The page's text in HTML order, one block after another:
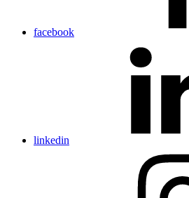
facebook
linkedin